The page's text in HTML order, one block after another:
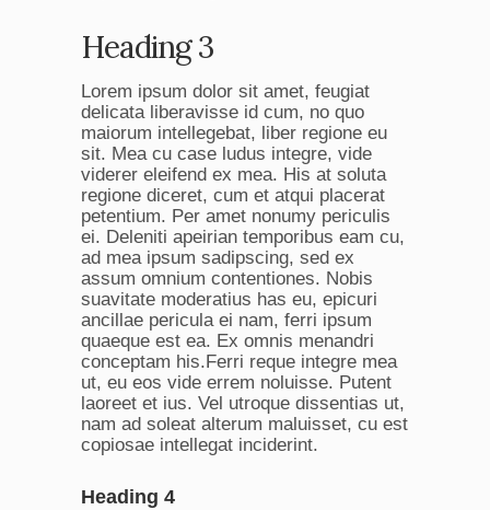
Heading 3
Lorem ipsum dolor sit amet, feugiat
delicata liberavisse id cum, no quo
maiorum intellegebat, liber regione eu
sit. Mea cu case ludus integre, vide
viderer eleifend ex mea. His at soluta
regione diceret, cum et atqui placerat
petentium. Per amet nonumy periculis
ei. Deleniti apeirian temporibus eam cu,
ad mea ipsum sadipscing, sed ex
assum omnium contentiones. Nobis
suavitate moderatius has eu, epicuri
ancillae pericula ei nam, ferri ipsum
quaeque est ea. Ex omnis menandri
conceptam his.Ferri reque integre mea
ut, eu eos vide errem noluisse. Putent
laoreet et ius. Vel utroque dissentias ut,
nam ad soleat alterum maluisset, cu est
copiosae intellegat inciderint.
Heading 4